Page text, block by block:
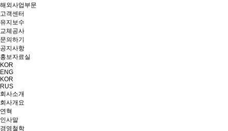
해외사업부문
고객센터
유지보수
교체공사
문의하기
공지사항
홍보자료실
KOR
ENG
KOR
RUS
회사소개
회사개요
연혁
인사말
경영철학